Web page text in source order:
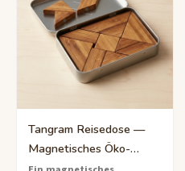
Tangram Reisedose —
Magnetisches Öko-